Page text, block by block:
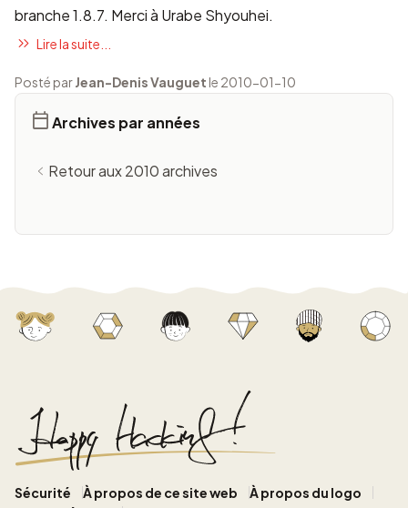
branche 1.8.7. Merci à Urabe Shyouhei.
Lire la suite...
Posté parJean-Denis Vauguet le 2010-01-10
Archives par années
Retour aux 2010 archives
Sécurité À propos de ce site web
À propos du logo